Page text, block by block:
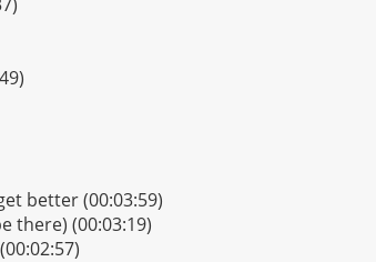
better (00:03:59)
there) (00:03:19)